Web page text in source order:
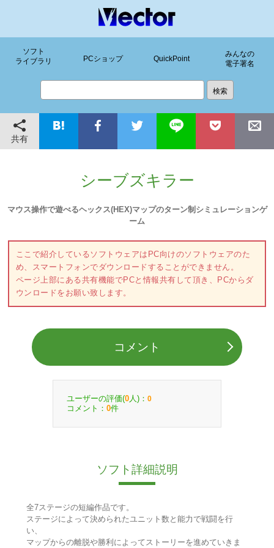
ソフト
ライブラリ
PCショップ QuickPoint
みんなの
電子署名
共有
シーブズキラー
マウス操作で遊べるヘックス(HEX)マップのターン制シミュレーションゲ
ーム
ここで紹介しているソフトウェアはPC向けのソフトウェアのた
め、スマートフォンでダウンロードすることができません。
ページ上部にある共有機能でPCと情報共有して頂き、PCからダ
ウンロードをお願い致します。
コメント
ユーザーの評価(0 人)： 0
コメント： 0件
ソフト詳細説明
全7ステージの短編作品です。
ステージによって決められたユニット数と能力で戦闘を行
い、
マップからの離脱や勝利によってストーリーを進めていきま